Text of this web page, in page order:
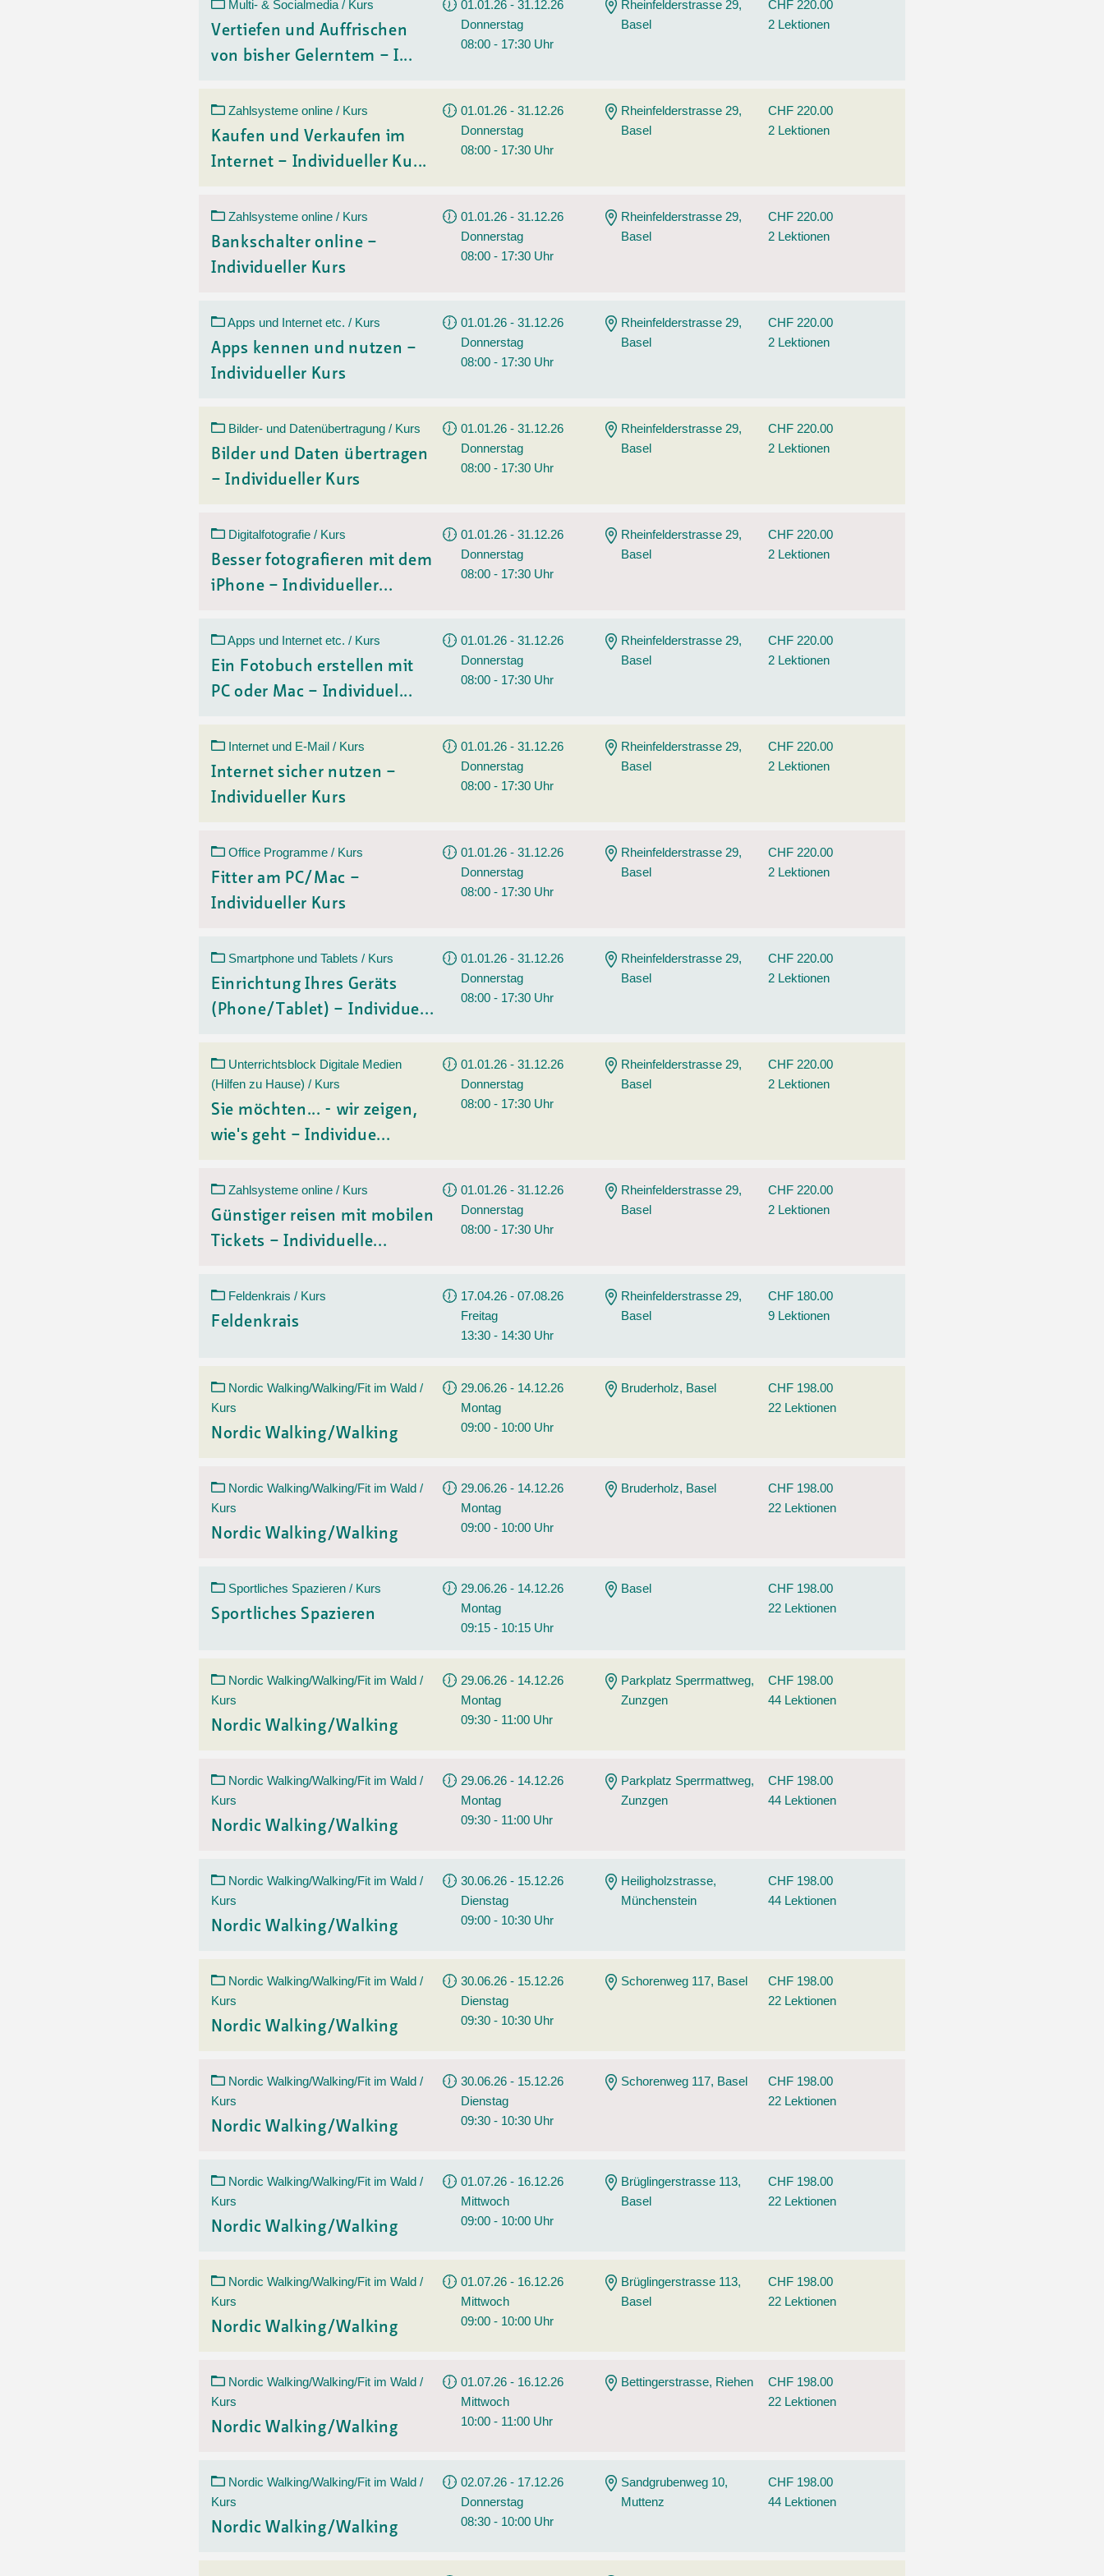
Altersstrategien und Leitbilder
Privatstunden und Support
Weitere Angebote
AGB
Multi- & Socialmedia / Kurs
Vertiefen und Auffrischen
von bisher Gelerntem – I...
01.01.26 - 31.12.26
Donnerstag
08:00 - 17:30 Uhr
Rheinfelderstrasse 29,
Basel
CHF 220.00
2 Lektionen
Zahlsysteme online / Kurs
Kaufen und Verkaufen im
Internet – Individueller Ku...
01.01.26 - 31.12.26
Donnerstag
08:00 - 17:30 Uhr
Rheinfelderstrasse 29,
Basel
CHF 220.00
2 Lektionen
Zahlsysteme online / Kurs
Bankschalter online –
Individueller Kurs
01.01.26 - 31.12.26
Donnerstag
08:00 - 17:30 Uhr
Rheinfelderstrasse 29,
Basel
CHF 220.00
2 Lektionen
Apps und Internet etc. / Kurs
Apps kennen und nutzen –
Individueller Kurs
01.01.26 - 31.12.26
Donnerstag
08:00 - 17:30 Uhr
Rheinfelderstrasse 29,
Basel
CHF 220.00
2 Lektionen
Bilder- und Datenübertragung / Kurs
Bilder und Daten übertragen
– Individueller Kurs
01.01.26 - 31.12.26
Donnerstag
08:00 - 17:30 Uhr
Rheinfelderstrasse 29,
Basel
CHF 220.00
2 Lektionen
Digitalfotografie / Kurs
Besser fotografieren mit dem
iPhone – Individueller...
01.01.26 - 31.12.26
Donnerstag
08:00 - 17:30 Uhr
Rheinfelderstrasse 29,
Basel
CHF 220.00
2 Lektionen
Apps und Internet etc. / Kurs
Ein Fotobuch erstellen mit
PC oder Mac – Individuel...
01.01.26 - 31.12.26
Donnerstag
08:00 - 17:30 Uhr
Rheinfelderstrasse 29,
Basel
CHF 220.00
2 Lektionen
Internet und E-Mail / Kurs
Internet sicher nutzen –
Individueller Kurs
01.01.26 - 31.12.26
Donnerstag
08:00 - 17:30 Uhr
Rheinfelderstrasse 29,
Basel
CHF 220.00
2 Lektionen
Office Programme / Kurs
Fitter am PC/Mac –
Individueller Kurs
01.01.26 - 31.12.26
Donnerstag
08:00 - 17:30 Uhr
Rheinfelderstrasse 29,
Basel
CHF 220.00
2 Lektionen
Smartphone und Tablets / Kurs
Einrichtung Ihres Geräts
(Phone/Tablet) – Individue...
01.01.26 - 31.12.26
Donnerstag
08:00 - 17:30 Uhr
Rheinfelderstrasse 29,
Basel
CHF 220.00
2 Lektionen
Unterrichtsblock Digitale Medien
(Hilfen zu Hause) / Kurs
Sie möchten... - wir zeigen,
wie's geht – Individue...
01.01.26 - 31.12.26
Donnerstag
08:00 - 17:30 Uhr
Rheinfelderstrasse 29,
Basel
CHF 220.00
2 Lektionen
Zahlsysteme online / Kurs
Günstiger reisen mit mobilen
Tickets – Individuelle...
01.01.26 - 31.12.26
Donnerstag
08:00 - 17:30 Uhr
Rheinfelderstrasse 29,
Basel
CHF 220.00
2 Lektionen
Feldenkrais / Kurs
Feldenkrais
17.04.26 - 07.08.26
Freitag
13:30 - 14:30 Uhr
Rheinfelderstrasse 29,
Basel
CHF 180.00
9 Lektionen
Nordic Walking/Walking/Fit im Wald /
Kurs
Nordic Walking/Walking
29.06.26 - 14.12.26
Montag
09:00 - 10:00 Uhr
Bruderholz, Basel
CHF 198.00
22 Lektionen
Nordic Walking/Walking/Fit im Wald /
Kurs
Nordic Walking/Walking
29.06.26 - 14.12.26
Montag
09:00 - 10:00 Uhr
Bruderholz, Basel
CHF 198.00
22 Lektionen
Sportliches Spazieren / Kurs
Sportliches Spazieren
29.06.26 - 14.12.26
Montag
09:15 - 10:15 Uhr
Basel
CHF 198.00
22 Lektionen
Nordic Walking/Walking/Fit im Wald /
Kurs
Nordic Walking/Walking
29.06.26 - 14.12.26
Montag
09:30 - 11:00 Uhr
Parkplatz Sperrmattweg,
Zunzgen
CHF 198.00
44 Lektionen
Nordic Walking/Walking/Fit im Wald /
Kurs
Nordic Walking/Walking
29.06.26 - 14.12.26
Montag
09:30 - 11:00 Uhr
Parkplatz Sperrmattweg,
Zunzgen
CHF 198.00
44 Lektionen
Nordic Walking/Walking/Fit im Wald /
Kurs
Nordic Walking/Walking
30.06.26 - 15.12.26
Dienstag
09:00 - 10:30 Uhr
Heiligholzstrasse,
Münchenstein
CHF 198.00
44 Lektionen
Nordic Walking/Walking/Fit im Wald /
Kurs
Nordic Walking/Walking
30.06.26 - 15.12.26
Dienstag
09:30 - 10:30 Uhr
Schorenweg 117, Basel
CHF 198.00
22 Lektionen
Nordic Walking/Walking/Fit im Wald /
Kurs
Nordic Walking/Walking
30.06.26 - 15.12.26
Dienstag
09:30 - 10:30 Uhr
Schorenweg 117, Basel
CHF 198.00
22 Lektionen
Nordic Walking/Walking/Fit im Wald /
Kurs
Nordic Walking/Walking
01.07.26 - 16.12.26
Mittwoch
09:00 - 10:00 Uhr
Brüglingerstrasse 113,
Basel
CHF 198.00
22 Lektionen
Nordic Walking/Walking/Fit im Wald /
Kurs
Nordic Walking/Walking
01.07.26 - 16.12.26
Mittwoch
09:00 - 10:00 Uhr
Brüglingerstrasse 113,
Basel
CHF 198.00
22 Lektionen
Nordic Walking/Walking/Fit im Wald /
Kurs
Nordic Walking/Walking
01.07.26 - 16.12.26
Mittwoch
10:00 - 11:00 Uhr
Bettingerstrasse, Riehen
CHF 198.00
22 Lektionen
Nordic Walking/Walking/Fit im Wald /
Kurs
Nordic Walking/Walking
02.07.26 - 17.12.26
Donnerstag
08:30 - 10:00 Uhr
Sandgrubenweg 10,
Muttenz
CHF 198.00
44 Lektionen